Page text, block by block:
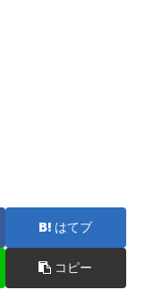
はてブ
コピー